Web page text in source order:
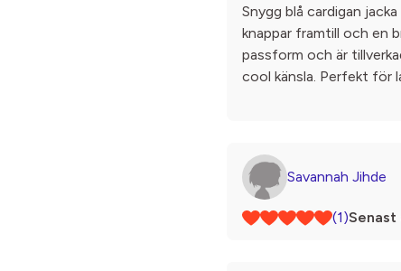
Snygg blå cardigan
knappar framtill och en
passform och är
cool känsla. Perfekt för
Savannah Jihde
(1)Senast